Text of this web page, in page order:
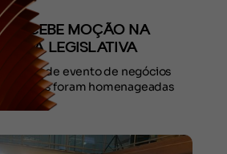
(CONTEÚDO)
RECEBE MOÇÃO NA
LEGISLATIVA
do grande evento de negócios
foram homenageadas